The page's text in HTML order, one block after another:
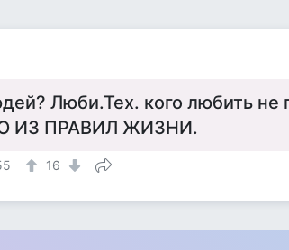
Люби.Тех. кого любить не
ИЗ ПРАВИЛ ЖИЗНИ.
16